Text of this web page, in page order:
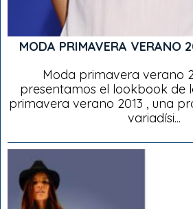
MODA PRIMAVERA VERANO
Moda primavera verano
presentamos el lookbook de
primavera verano 2013 , una
variadísi...